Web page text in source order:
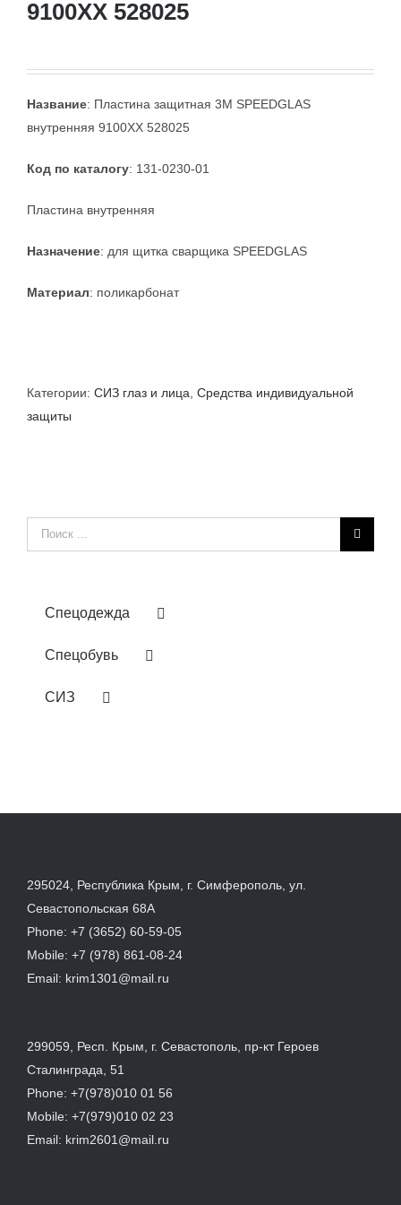
9100XX 528025
Название: Пластина защитная 3M SPEEDGLAS
внутренняя 9100XX 528025
Код по каталогу: 131-0230-01
Пластина внутренняя
Назначение: для щитка сварщика SPEEDGLAS
Материал: поликарбонат
Категории: СИЗ глаз и лица Средства индивидуальной
защиты
Результат
поиска:
Спецодежда
Спецобувь
СИЗ
295024, Республика Крым, г. Симферополь, ул.
Севастопольская 68А
Phone: +7 (3652) 60-59-05
Mobile: +7 (978) 861-08-24
Email: krim1301@mail.ru
299059, Респ. Крым, г. Севастополь, пр-кт Героев
Сталинграда, 51
Phone: +7(978)010 01 56
Mobile: +7(979)010 02 23
Email: krim2601@mail.ru